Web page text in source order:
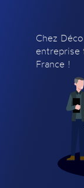
Chez
entreprise
France !